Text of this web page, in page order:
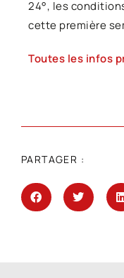
24°, les
cette première
Toutes les infos
PARTAGER :